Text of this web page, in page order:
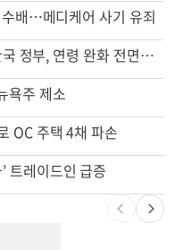
주거단지 들어선다
배…메디케어 사기 유죄
욕주 제소
주택 4채 파손